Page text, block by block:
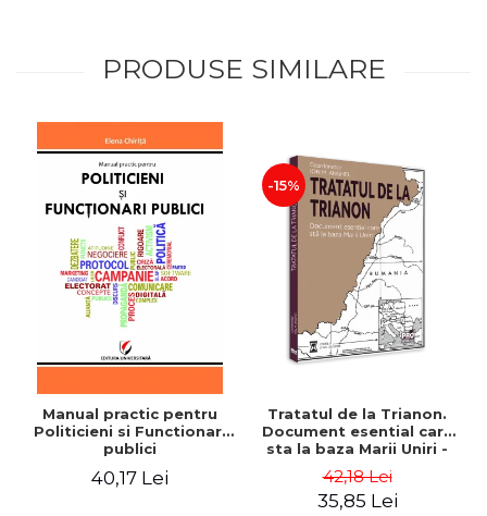
PRODUSE SIMILARE
Manual practic pentru
Politicieni si Functionari
publici
40,17 Lei
-15%
Tratatul de la Trianon.
Document esential care
sta la baza Marii Uniri -
Ion M. Anghel
42,18 Lei
35,85 Lei